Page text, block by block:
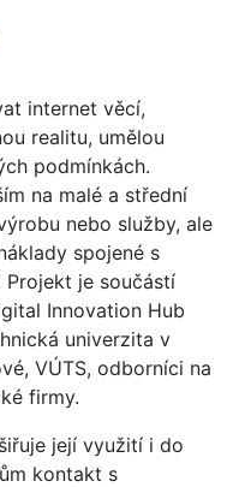
internet věcí,
realitu, umělou
podmínkách.
na malé a střední
nebo služby, ale
spojené s
je součástí
Innovation Hub
univerzita v
VÚTS, odborníci na
firmy.
její využití i do
kontakt s